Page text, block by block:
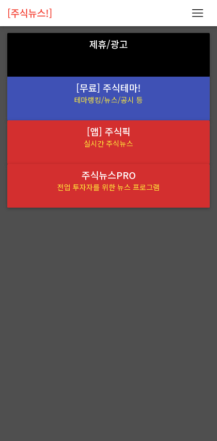
[주식뉴스!]
제휴/광고
[무료] 주식테마!
테마랭킹/뉴스/공시 등
[앱] 주식픽
실시간 주식뉴스
주식뉴스PRO
전업 투자자를 위한 뉴스 프로그램